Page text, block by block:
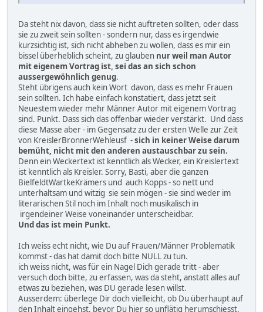
Da steht nix davon, dass sie nicht auftreten sollten, oder dass
sie zu zweit sein sollten - sondern nur, dass es irgendwie
kurzsichtig ist, sich nicht abheben zu wollen, dass es mir ein
bissel überheblich scheint, zu glauben nur weil man Autor
mit eigenem Vortrag ist, sei das an sich schon
aussergewöhnlich genug.
Steht übrigens auch kein Wort davon, dass es mehr Frauen
sein sollten. Ich habe einfach konstatiert, dass jetzt seit
Neuestem wieder mehr Männer Autor mit eigenem Vortrag
sind. Punkt. Dass sich das offenbar wieder verstärkt. Und dass
diese Masse aber - im Gegensatz zu der ersten Welle zur Zeit
von KreislerBronnerWehleusf -sich in keiner Weise darum
bemüht, nicht mit den anderen austauschbar zu sein.
Denn ein Weckertext ist kenntlich als Wecker, ein Kreislertext
ist kenntlich als Kreisler. Sorry, Basti, aber die ganzen
BielfeldtWartkeKrämers und auch Kopps - so nett und
unterhaltsam und witzig sie sein mögen - sie sind weder im
literarischen Stil noch im Inhalt noch musikalisch in
irgendeiner Weise voneinander unterscheidbar.
Und das ist mein Punkt.
Ich weiss echt nicht, wie Du auf Frauen/Männer Problematik
kommst - das hat damit doch bitte NULL zu tun.
ich weiss nicht, was für ein Nagel Dich gerade tritt - aber
versuch doch bitte, zu erfassen, was da steht, anstatt alles auf
etwas zu beziehen, was DU gerade lesen willst.
Ausserdem: überlege Dir doch vielleicht, ob Du überhaupt auf
den Inhalt eingehst, bevor Du hier so unflätig herumschiesst.